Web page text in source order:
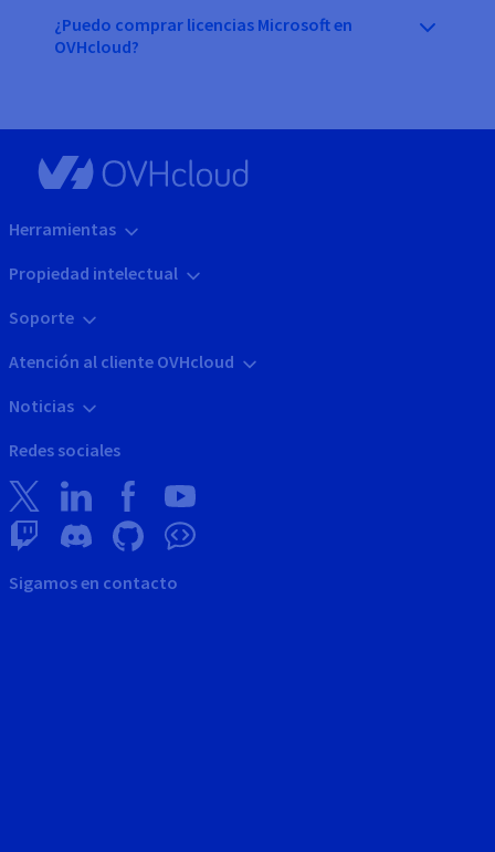
¿Puedo comprar licencias Microsoft en
OVHcloud?
Herramientas
Propiedad intelectual
Soporte
Atención al cliente OVHcloud
Noticias
Redes sociales
Sigamos en contacto